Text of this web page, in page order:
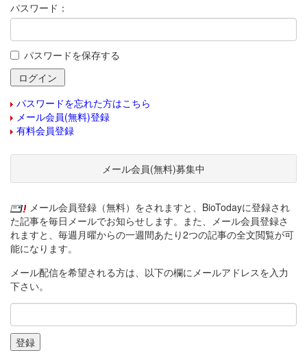
パスワード：
パスワードを保存する
パスワードを忘れた方はこちら
メール会員(無料)登録
有料会員登録
メール会員(無料)募集中
メール会員登録（無料）をされますと、BioTodayに登録され
た記事を毎日メールでお知らせします。また、メール会員登録さ
れますと、毎週月曜からの一週間あたり2つの記事の全文閲覧が可
能になります。
メール配信を希望される方は、以下の欄にメールアドレスを入力
下さい。